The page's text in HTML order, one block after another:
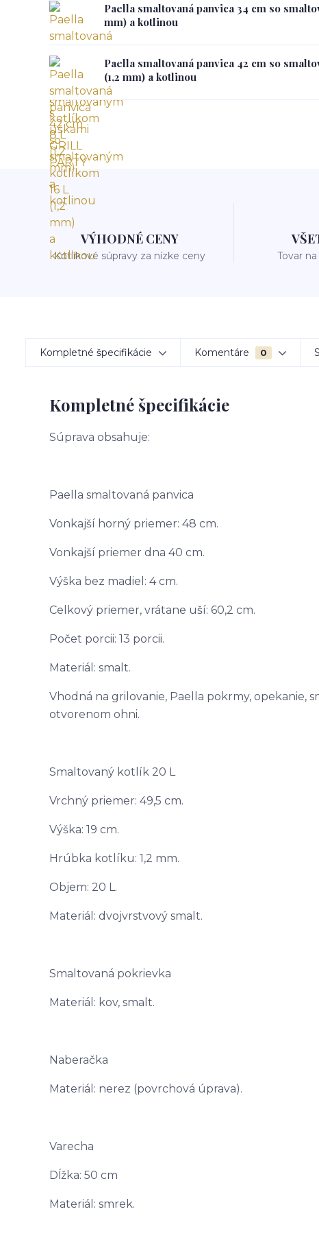
Paella smaltovaná panvica 34 cm so
mm) a kotlinou
Paella smaltovaná panvica 42 cm so
(1,2 mm) a kotlinou
VÝHODNÉ CENY
Kotlíkové súpravy za nízke ceny Tovar
Kompletné špecifikácie Komentáre 0
Kompletné špecifikácie
Súprava obsahuje:
Paella smaltovaná panvica
Vonkajší horný priemer: 48 cm.
Vonkajší priemer dna 40 cm.
Výška bez madiel: 4 cm.
Celkový priemer, vrátane uší: 60,2 cm.
Počet porcii: 13 porcii.
Materiál: smalt.
Vhodná na grilovanie, Paella pokrmy, opekanie,
otvorenom ohni.
Smaltovaný kotlík 20 L
Vrchný priemer: 49,5 cm.
Výška: 19 cm.
Hrúbka kotlíku: 1,2 mm.
Objem: 20 L.
Materiál: dvojvrstvový smalt.
Smaltovaná pokrievka
Materiál: kov, smalt.
Naberačka
Materiál: nerez (povrchová úprava).
Varecha
Dĺžka: 50 cm
Materiál: smrek.